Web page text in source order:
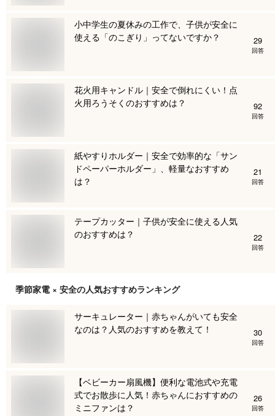
小中学生の夏休みの工作で、子供が安全に
使える「のこぎり」ってないですか？
29
回答
花火用キャンドル｜安全で倒れにくい！点
火用ろうそくのおすすめは？
92
回答
紙やすりホルダー｜安全で効率的な「サン
ドペーパーホルダー」、軽量なおすすめ
は？
21
回答
テープカッター｜子供が安全に使える人気
のおすすめは？
22
回答
季節家電 × 安全の人気おすすめランキング
サーキュレーター｜赤ちゃんがいても安全
なのは？人気のおすすめを教えて！
30
回答
【ベビーカー扇風機】便利な電池式や充電
式でお散歩に人気！赤ちゃんにおすすめの
ミニファンは？
26
回答